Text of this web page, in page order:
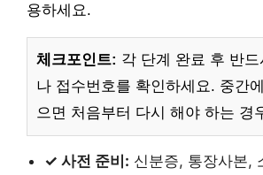
용하세요.
체크포인트: 각 단계 완료 후 반드
나 접수번호를 확인하세요. 중간
으면 처음부터 다시 해야 하는 경
✓ 사전 준비: 신분증, 통장사본,